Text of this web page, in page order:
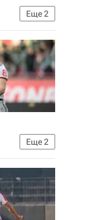
Еще2
Еще2